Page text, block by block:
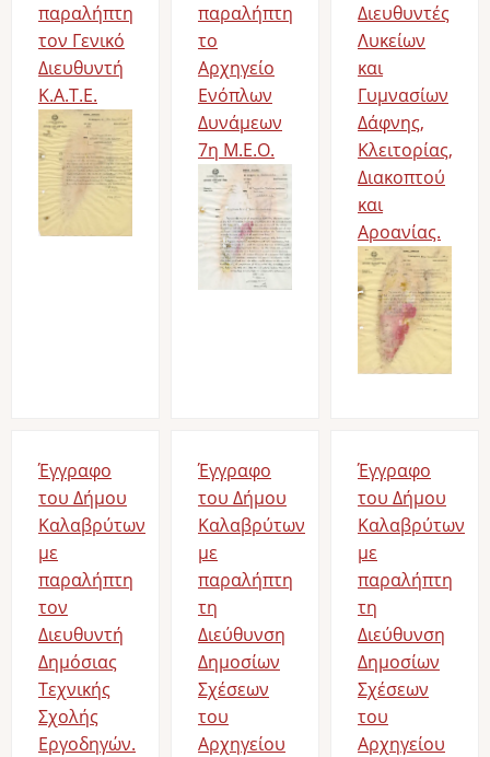
παραλήπτη
τον Γενικό
Διευθυντή
Κ.Α.Τ.Ε.
παραλήπτη
το
Αρχηγείο
Ενόπλων
Δυνάμεων
7η Μ.Ε.Ο.
Διευθυντές
Λυκείων
και
Γυμνασίων
Δάφνης,
Κλειτορίας,
Διακοπτού
και
Αροανίας.
Έγγραφο
του Δήμου
Καλαβρύτων
με
παραλήπτη
τον
Διευθυντή
Δημόσιας
Τεχνικής
Σχολής
Εργοδηγών.
Έγγραφο
του Δήμου
Καλαβρύτων
με
παραλήπτη
τη
Διεύθυνση
Δημοσίων
Σχέσεων
του
Αρχηγείου
Έγγραφο
του Δήμου
Καλαβρύτων
με
παραλήπτη
τη
Διεύθυνση
Δημοσίων
Σχέσεων
του
Αρχηγείου